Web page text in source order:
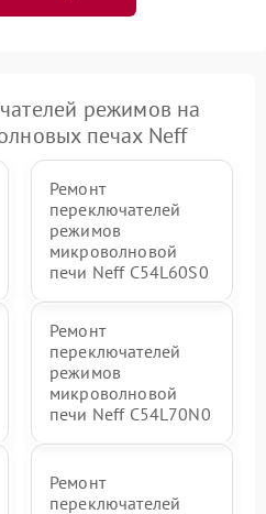
режимов на
печах Neff
Ремонт
переключателей
режимов
микроволновой
печи Neff C54L60S0
Ремонт
переключателей
режимов
микроволновой
печи Neff C54L70N0
Ремонт
переключателей